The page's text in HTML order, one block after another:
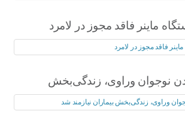
نوجوان وراوی، زندگی‌بخش
شد